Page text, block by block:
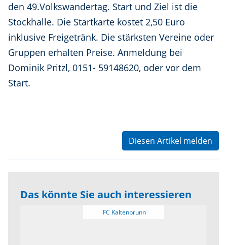
den 49.Volkswandertag. Start und Ziel ist die
Stockhalle. Die Startkarte kostet 2,50 Euro
inklusive Freigetränk. Die stärksten Vereine oder
Gruppen erhalten Preise. Anmeldung bei
Dominik Pritzl, 0151- 59148620, oder vor dem
Start.
Diesen Artikel melden
Das könnte Sie auch interessieren